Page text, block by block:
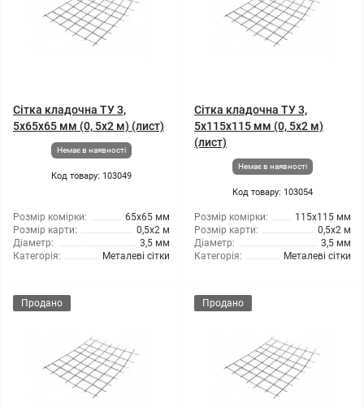
Сітка кладочна ТУ 3,
5x65x65 мм (0, 5x2 м) (лист)
Немає в наявності
Код товару: 103049
Розмір комірки:
65x65 мм
Розмір карти:
0,5x2 м
Діаметр:
3,5 мм
Категорія:
Металеві сітки
Сітка кладочна ТУ 3,
5x115x115 мм (0, 5x2 м)
(лист)
Немає в наявності
Код товару: 103054
Розмір комірки:
115x115 мм
Розмір карти:
0,5x2 м
Діаметр:
3,5 мм
Категорія:
Металеві сітки
Продано Продано